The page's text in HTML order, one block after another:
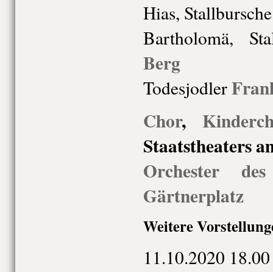
Hias,
Bartholomä,
Berg
Todesjodler
Chor,
Staatstheaters
Orchester
Gärtnerplatz
Weitere
11.10.2020